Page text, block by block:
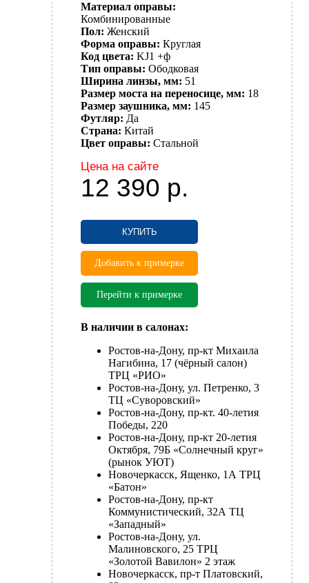
Материал оправы:
Комбинированные
Пол: Женский
Форма оправы: Круглая
Код цвета: KJ1 +ф
Тип оправы: Ободковая
Ширина линзы, мм: 51
Размер моста на переносице, мм: 18
Размер заушника, мм: 145
Футляр: Да
Страна: Китай
Цвет оправы: Стальной
Цена на сайте
12 390 р.
КУПИТЬ
Добавить к примерке
Перейти к примерке
В наличии в салонах:
Ростов-на-Дону, пр-кт Михаила
Нагибина, 17 (чёрный салон)
ТРЦ «РИО»
Ростов-на-Дону, ул. Петренко, 3
ТЦ «Суворовский»
Ростов-на-Дону, пр-кт. 40-летия
Победы, 220
Ростов-на-Дону, пр-кт 20-летия
Октября, 79Б «Солнечный круг»
(рынок УЮТ)
Новочеркасск, Ященко, 1А ТРЦ
«Батон»
Ростов-на-Дону, пр-кт
Коммунистический, 32А ТЦ
«Западный»
Ростов-на-Дону, ул.
Малиновского, 25 ТРЦ
«Золотой Вавилон» 2 этаж
Новочеркасск, пр-т Платовский,